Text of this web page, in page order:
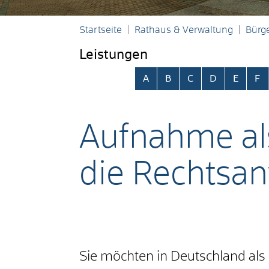
Startseite Rathaus & Verwaltung
Leistungen
Alphabetisches Register
A B C D E F
Aufnahme
die
Sie möchten in Deutschland